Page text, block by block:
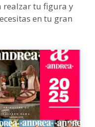
realzar tu figura y
en tu gran